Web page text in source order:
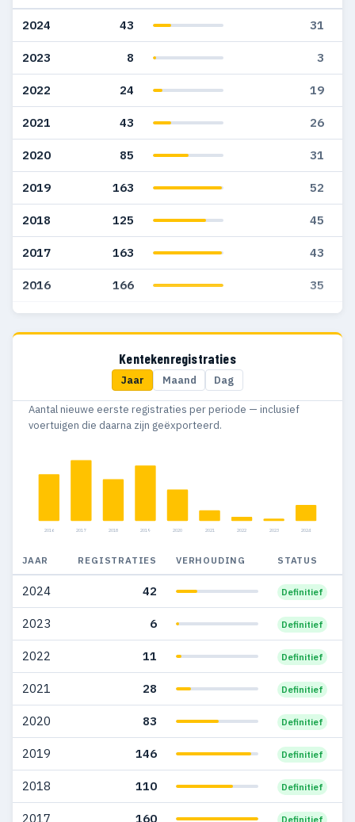
2024 43 31
2023 8 3
2022 24 19
2021 43 26
2020 85 31
2019 163 52
2018 125 45
2017 163 43
2016 166 35
2015 100 44
46
2012 69
2010 27
2007 48 24
2006 15 9
2005 24 3
2004 46 —
2003 57 3
2002 14 —
2001 1 1
2000 5 6
Kentekenregistraties
Jaar Maand Dag
Aantal nieuwe eerste registraties per periode — inclusief
voertuigen die daarna zijn geëxporteerd.
2016 2017 2018 2019 2020 2021 2022 2023 2024
JAAR REGISTRATIES VERHOUDING STATUS
2024 42 Definitief
2023 6 Definitief
2022 11 Definitief
2021 28 Definitief
2020 83 Definitief
2019 146 Definitief
2018 110 Definitief
2017 160 Definitief